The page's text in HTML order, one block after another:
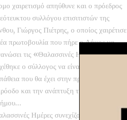
χαιρετισμό απηύθυνε και ο πρόεδρος
συλλόγου επισιτιστών της
Γιώργος Πιέτρης, ο οποίος χαιρέτισε
πρωτοβουλία που πήρε ο Δήμος να
τις «Θαλασσινές Ημέρες» και
ο σύλλογος να είναι δίπλα σε κάθε
που θα έχει στην προμετωπίδα της
και την ανάπτυξη της πόλης και
Ημέρες συνεχίζονται με μία